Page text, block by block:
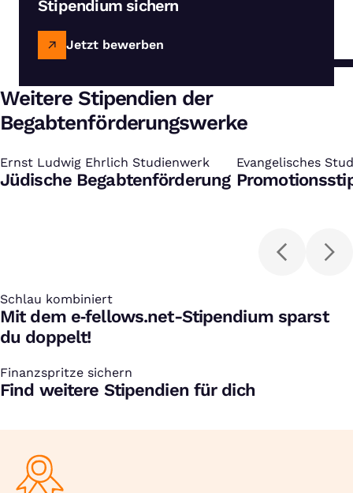
Stipendium sichern
Jetzt bewerben
Weitere Stipendien der
Begabtenförderungswerke
Ernst Ludwig Ehrlich Studienwerk
:
Jüdische Begabtenförderung
Evangelisches
:
Schlau kombiniert
:
Mit dem e‑fellows.net-Stipendium sparst
du doppelt!
Finanzspritze sichern
:
Find weitere Stipendien für dich